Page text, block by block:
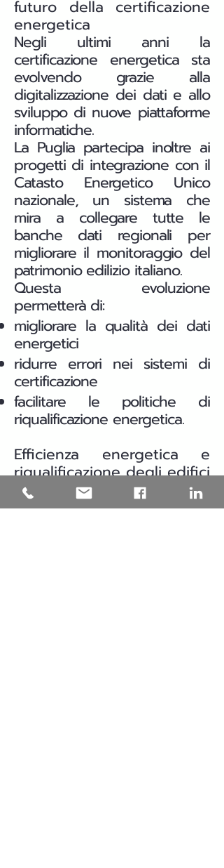
futuro della certificazione
energetica
Negli ultimi anni la
certificazione energetica sta
evolvendo grazie alla
digitalizzazione dei dati e allo
sviluppo di nuove piattaforme
informatiche.
La Puglia partecipa inoltre ai
progetti di integrazione con il
Catasto Energetico Unico
nazionale, un sistema che
mira a collegare tutte le
banche dati regionali per
migliorare il monitoraggio del
patrimonio edilizio italiano.
Questa evoluzione
permetterà di:
migliorare la qualità dei dati
energetici
ridurre errori nei sistemi di
certificazione
facilitare le politiche di
riqualificazione energetica.
Efficienza energetica e
riqualificazione degli edifici
in Puglia
Una parte significativa del